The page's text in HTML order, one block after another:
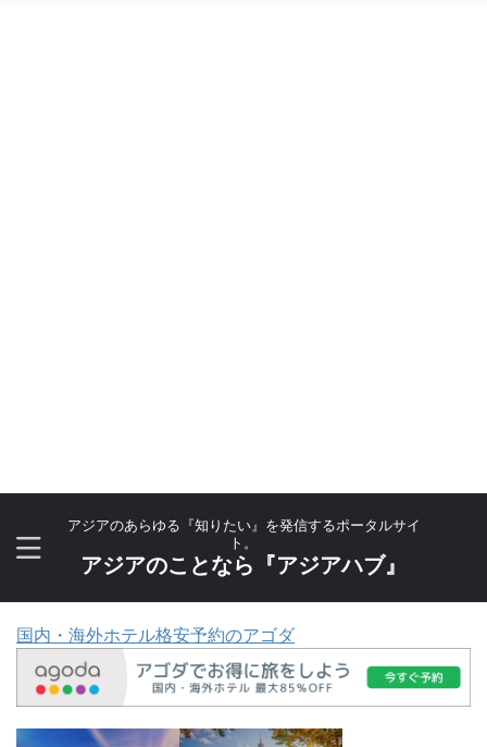
アジアのあらゆる『知りたい』を発信するポータルサイ
ト。
アジアのことなら『アジアハブ』
国内・海外ホテル格安予約のアゴダ